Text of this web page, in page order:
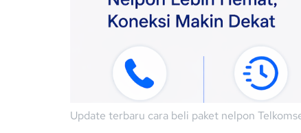
Update terbaru cara beli paket nelpon